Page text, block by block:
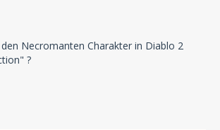
Necromanten Charakter in Diablo 2
?